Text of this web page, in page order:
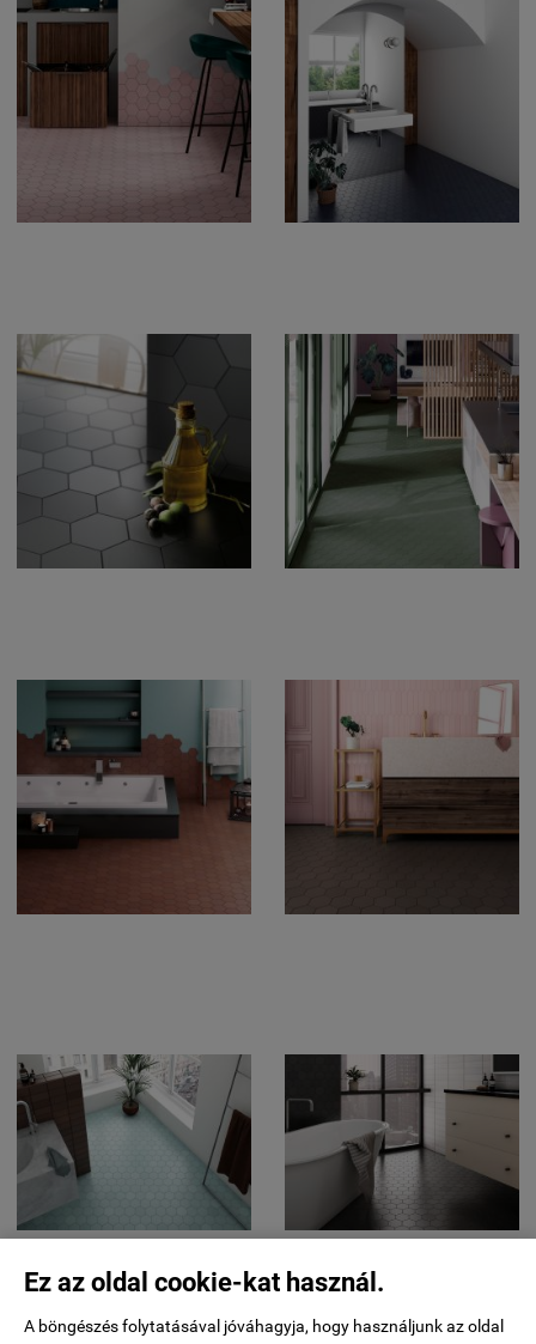
Ez az oldal cookie-kat használ.
A böngészés folytatásával jóváhagyja, hogy használjunk az oldal